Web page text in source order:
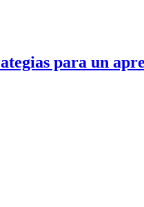
para un